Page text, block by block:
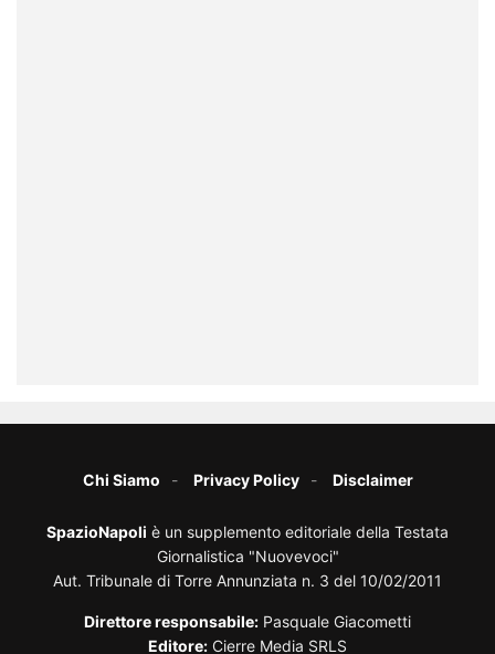
Chi Siamo Privacy Policy Disclaimer
SpazioNapoli è un supplemento editoriale della Testata
Giornalistica "Nuovevoci"
Aut. Tribunale di Torre Annunziata n. 3 del 10/02/2011
Direttore responsabile: Pasquale Giacometti
Editore: Cierre Media SRLS